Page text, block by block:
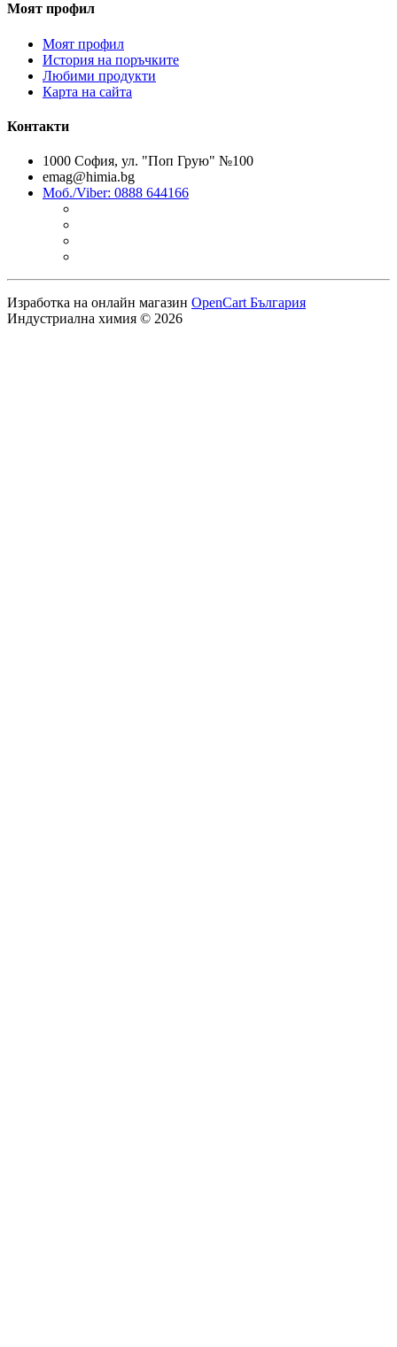
Моят профил
Моят профил
История на поръчките
Любими продукти
Карта на сайта
Контакти
1000 София, ул. "Поп Грую" №100
emag@himia.bg
Моб./Viber: 0888 644166
Изработка на онлайн магазин OpenCart България
Индустриална химия © 2026